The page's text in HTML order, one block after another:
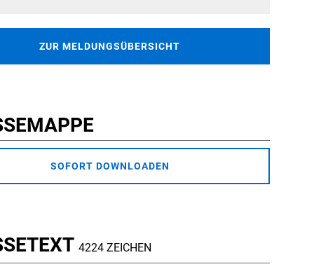
ZUR MELDUNGSÜBERSICHT
SOFORT DOWNLOADEN
4224 ZEICHEN